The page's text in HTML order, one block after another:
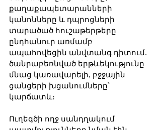
քաղաքապետարանների
կանոնները և դպրոցների
տարածած հուշաթերթերը
ընդհանուր առմամբ
ապահովեցին անվտանգ դիտում.
ծանրաբեռնված երթևեկությունը
մնաց կառավարելի, բջջային
ցանցերի խցանումները՝
կարճատև։
Ուղեգծի ողջ սանդղակում